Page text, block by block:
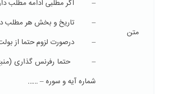
متن
– اگر مطلبی ادامه مطلب دارد
– تاریخ و بخش هر مطلب در
– درصورت لزوم حتما از
– حتما رفرنس گذاری
شماره آیه و سوره – ……